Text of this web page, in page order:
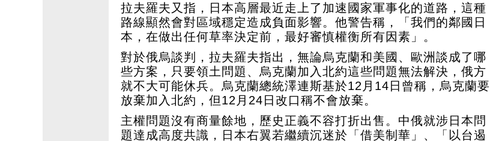
拉夫羅夫又指，日本高層最近走上了加速國家軍事化的道路，這種
路線顯然會對區域穩定造成負面影響。他警告稱，「我們的鄰國日
本，在做出任何草率決定前，最好審慎權衡所有因素」。
對於俄烏談判，拉夫羅夫指出，無論烏克蘭和美國、歐洲談成了哪
些方案，只要領土問題、烏克蘭加入北約這些問題無法解決，俄方
就不大可能休兵。烏克蘭總統澤連斯基於12月14日曾稱，烏克蘭要
放棄加入北約，但12月24日改口稱不會放棄。
主權問題沒有商量餘地，歷史正義不容打折出售。中俄就涉日本問
題達成高度共識，日本右翼若繼續沉迷於「借美制華」、「以台遏